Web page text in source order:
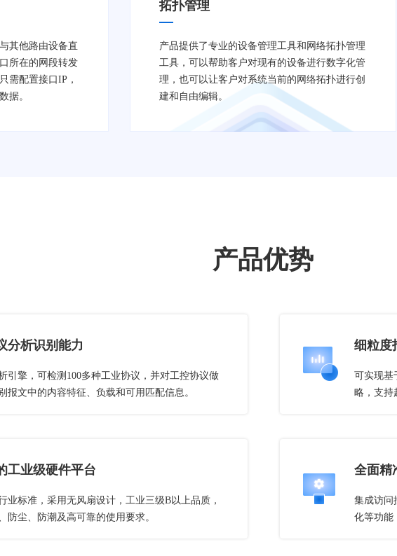
其他路由设备直
所在的网段转发
需配置接口IP，
据。
拓扑管理
产品提供了专业的设备管理工具和网络拓扑管理
工具，可以帮助客户对现有的设备进行数字化管
理，也可以让客户对系统当前的网络拓扑进行创
建和自由编辑。
产品优势
分析识别能力
引擎，可检测100多种工业协议，并对工控协议做
报文中的内容特征、负载和可用匹配信息。
细粒度
可实现基
略，支持
工业级硬件平台
业标准，采用无风扇设计，工业三级B以上品质，
防尘、防潮及高可靠的使用要求。
全面精
集成访问
化等功能